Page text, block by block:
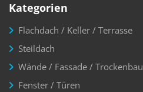
Kategorien
Flachdach / Keller / Terrasse
Steildach
Wände / Fassade /
Fenster / Türen